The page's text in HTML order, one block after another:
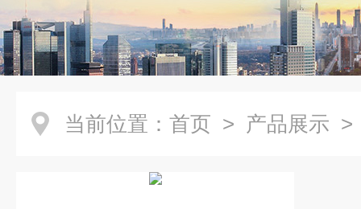
当前位置： 首页 > 产品展示